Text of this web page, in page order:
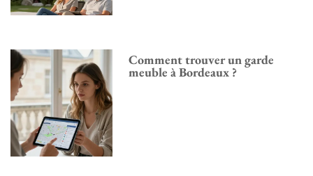
Comment trouver un garde
meuble à Bordeaux ?